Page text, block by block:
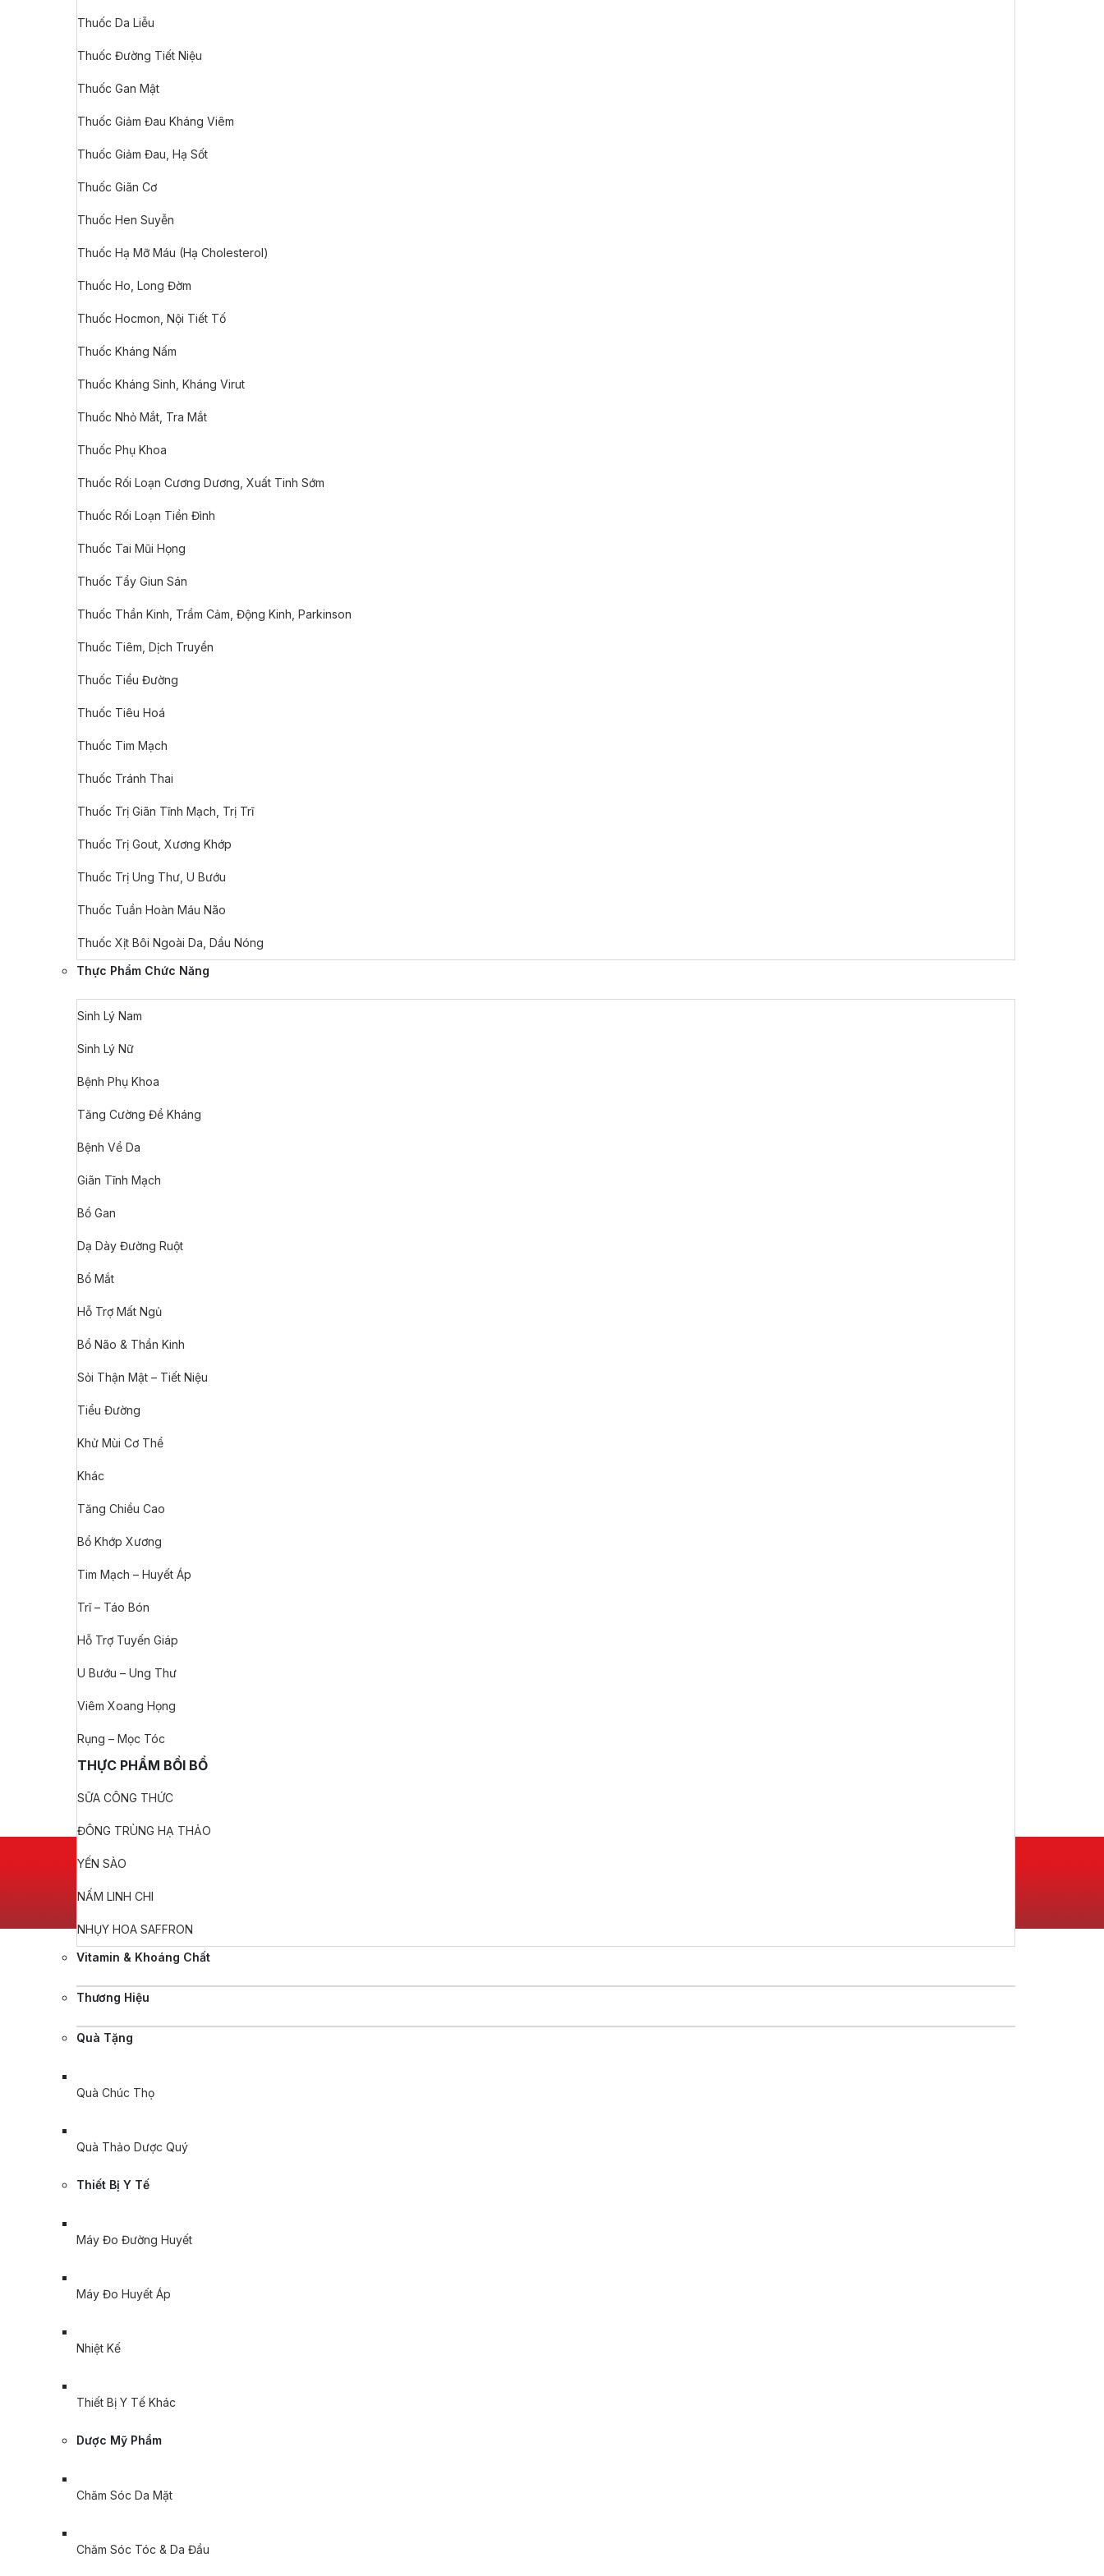
Thuốc Da Liễu
Thuốc Đường Tiết Niệu
Thuốc Gan Mật
Thuốc Giảm Đau Kháng Viêm
Thuốc Giảm Đau, Hạ Sốt
Thuốc Giãn Cơ
Thuốc Hen Suyễn
Thuốc Hạ Mỡ Máu (Hạ Cholesterol)
Thuốc Ho, Long Đờm
Thuốc Hocmon, Nội Tiết Tố
Thuốc Kháng Nấm
Thuốc Kháng Sinh, Kháng Virut
Thuốc Nhỏ Mắt, Tra Mắt
Thuốc Phụ Khoa
Thuốc Rối Loạn Cương Dương, Xuất Tinh Sớm
Thuốc Rối Loạn Tiền Đình
Thuốc Tai Mũi Họng
Thuốc Tẩy Giun Sán
Thuốc Thần Kinh, Trầm Cảm, Động Kinh, Parkinson
Thuốc Tiêm, Dịch Truyền
Thuốc Tiểu Đường
Thuốc Tiêu Hoá
Thuốc Tim Mạch
Thuốc Tránh Thai
Thuốc Trị Giãn Tĩnh Mạch, Trị Trĩ
Thuốc Trị Gout, Xương Khớp
Thuốc Trị Ung Thư, U Bướu
Thuốc Tuần Hoàn Máu Não
Thuốc Xịt Bôi Ngoài Da, Dầu Nóng
Thực Phẩm Chức Năng
Sinh Lý Nam
Sinh Lý Nữ
Bệnh Phụ Khoa
Tăng Cường Đề Kháng
Bệnh Về Da
Giãn Tĩnh Mạch
Bổ Gan
Dạ Dày Đường Ruột
Bổ Mắt
Hỗ Trợ Mất Ngủ
Bổ Não & Thần Kinh
Sỏi Thận Mật – Tiết Niệu
Tiểu Đường
Khử Mùi Cơ Thể
Khác
Tăng Chiều Cao
Bổ Khớp Xương
Tim Mạch – Huyết Áp
Trĩ – Táo Bón
Hỗ Trợ Tuyến Giáp
U Bướu – Ung Thư
Viêm Xoang Họng
Rụng – Mọc Tóc
THỰC PHẨM BỒI BỔ
SỮA CÔNG THỨC
ĐÔNG TRÙNG HẠ THẢO
YẾN SÀO
NẤM LINH CHI
NHỤY HOA SAFFRON
Vitamin & Khoáng Chất
Thương Hiệu
Quà Tặng
Quà Chúc Thọ
Quà Thảo Dược Quý
Thiết Bị Y Tế
Máy Đo Đường Huyết
Máy Đo Huyết Áp
Nhiệt Kế
Thiết Bị Y Tế Khác
Dược Mỹ Phẩm
Chăm Sóc Da Mặt
Chăm Sóc Tóc & Da Đầu